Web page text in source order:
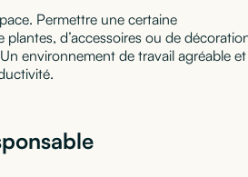
Permettre une certaine
d’accessoires ou de
environnement de travail agréable et